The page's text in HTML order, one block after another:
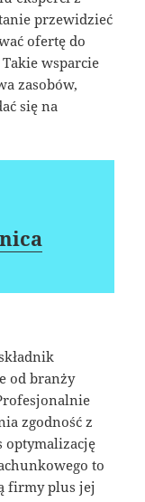
przewidzieć
ofertę do
wsparcie
zasobów,
się na
od branży
zgodność z
optymalizację
to
firmy plus jej